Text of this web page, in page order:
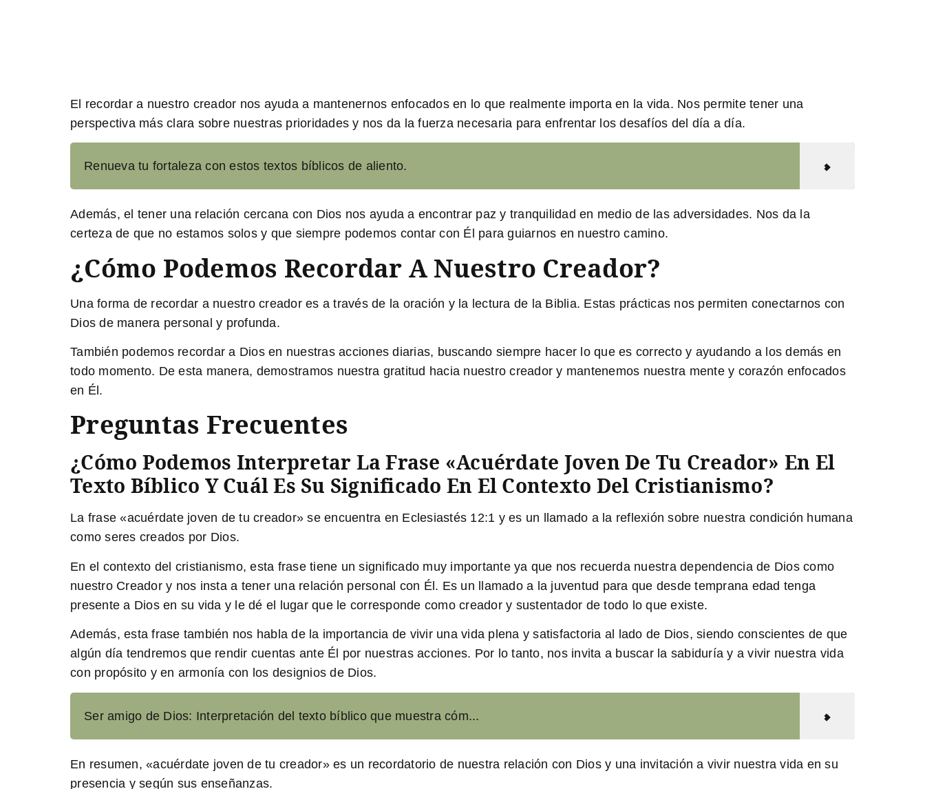
El recordar a nuestro creador nos ayuda a mantenernos enfocados en lo que realmente importa en la vida. Nos permite tener una
perspectiva más clara sobre nuestras prioridades y nos da la fuerza necesaria para enfrentar los desafíos del día a día.
Renueva tu fortaleza con estos textos bíblicos de aliento.
Además, el tener una relación cercana con Dios nos ayuda a encontrar paz y tranquilidad en medio de las adversidades. Nos da la
certeza de que no estamos solos y que siempre podemos contar con Él para guiarnos en nuestro camino.
¿Cómo Podemos Recordar A Nuestro Creador?
Una forma de recordar a nuestro creador es a través de la oración y la lectura de la Biblia. Estas prácticas nos permiten conectarnos con
Dios de manera personal y profunda.
También podemos recordar a Dios en nuestras acciones diarias, buscando siempre hacer lo que es correcto y ayudando a los demás en
todo momento. De esta manera, demostramos nuestra gratitud hacia nuestro creador y mantenemos nuestra mente y corazón enfocados
en Él.
Preguntas Frecuentes
¿Cómo Podemos Interpretar La Frase «acuérdate Joven De Tu Creador» En El
Texto Bíblico Y Cuál Es Su Significado En El Contexto Del Cristianismo?
La frase «acuérdate joven de tu creador» se encuentra en Eclesiastés 12:1 y es un llamado a la reflexión sobre nuestra condición humana
como seres creados por Dios.
En el contexto del cristianismo, esta frase tiene un significado muy importante ya que nos recuerda nuestra dependencia de Dios como
nuestro Creador y nos insta a tener una relación personal con Él. Es un llamado a la juventud para que desde temprana edad tenga
presente a Dios en su vida y le dé el lugar que le corresponde como creador y sustentador de todo lo que existe.
Además, esta frase también nos habla de la importancia de vivir una vida plena y satisfactoria al lado de Dios, siendo conscientes de que
algún día tendremos que rendir cuentas ante Él por nuestras acciones. Por lo tanto, nos invita a buscar la sabiduría y a vivir nuestra vida
con propósito y en armonía con los designios de Dios.
Ser amigo de Dios: Interpretación del texto bíblico que muestra cóm...
En resumen, «acuérdate joven de tu creador» es un recordatorio de nuestra relación con Dios y una invitación a vivir nuestra vida en su
presencia y según sus enseñanzas.